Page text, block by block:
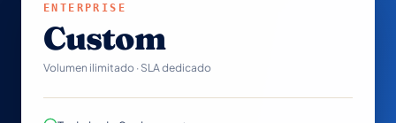
ENTERPRISE
Custom
Volumen ilimitado · SLA dedicado